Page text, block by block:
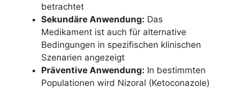
betrachtet
Sekundäre Anwendung: Das
Medikament ist auch für alternative
Bedingungen in spezifischen klinischen
Szenarien angezeigt
Präventive Anwendung: In bestimmten
Populationen wird Nizoral (Ketoconazole)